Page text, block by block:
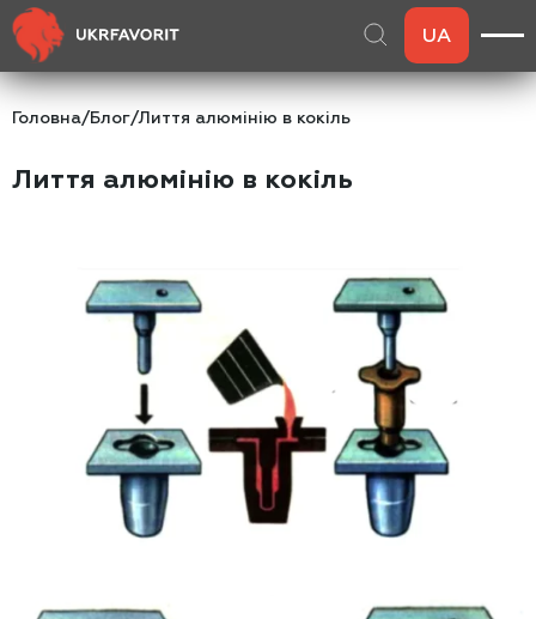
UA
Головна/Блог/Лиття алюмінію в кокіль
Лиття алюмінію в кокіль